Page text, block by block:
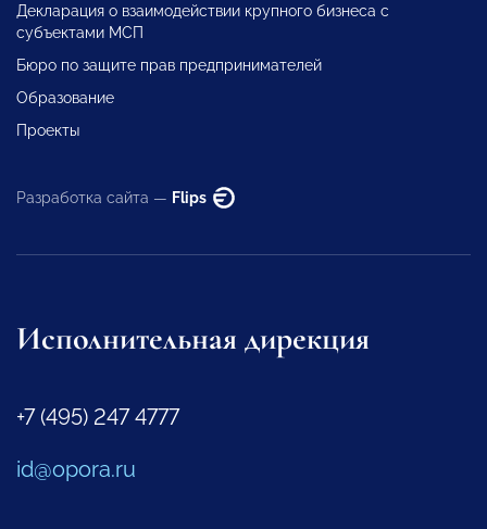
Декларация о взаимодействии крупного бизнеса с
субъектами МСП
Бюро по защите прав предпринимателей
Образование
Проекты
Разработка сайта — Flips
Исполнительная дирекция
+7 (495) 247 4777
id@opora.ru